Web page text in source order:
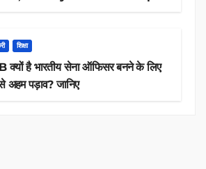
शिक्षा
क्यों है भारतीय सेना ऑफिसर बनने के लिए
अहम पड़ाव? जानिए